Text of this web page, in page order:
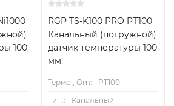
100
RGP TS-K100 PRO PT100
Канальный (погружной)
датчик температуры 100
мм.
Термо., Om:
PT100
Тип.:
Канальный